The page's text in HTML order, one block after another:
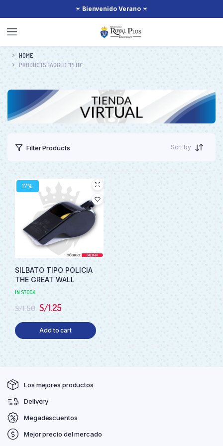
☀ Bienvenido Verano ☀
HOME
PRODUCTS TAGGED “PITO”
Filter Products Sort by
17%
SILBATO TIPO POLICIA
THE GREAT WALL
IN STOCK
S/1.50 S/1.25
Add to cart
Los mejores productos
Delivery
Megadescuentos
Mejor precio del mercado